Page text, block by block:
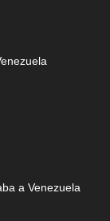
a Venezuela